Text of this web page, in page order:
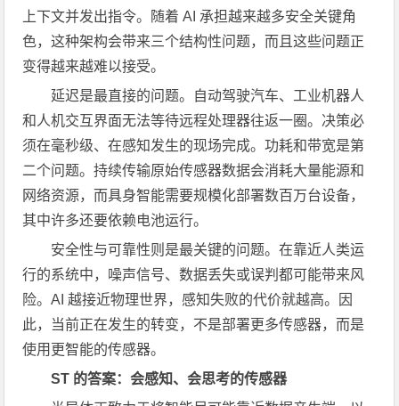
上下文并发出指令。随着 AI 承担越来越多安全关键角
色，这种架构会带来三个结构性问题，而且这些问题正
变得越来越难以接受。
延迟是最直接的问题。自动驾驶汽车、工业机器人
和人机交互界面无法等待远程处理器往返一圈。决策必
须在毫秒级、在感知发生的现场完成。功耗和带宽是第
二个问题。持续传输原始传感器数据会消耗大量能源和
网络资源，而具身智能需要规模化部署数百万台设备，
其中许多还要依赖电池运行。
安全性与可靠性则是最关键的问题。在靠近人类运
行的系统中，噪声信号、数据丢失或误判都可能带来风
险。AI 越接近物理世界，感知失败的代价就越高。因
此，当前正在发生的转变，不是部署更多传感器，而是
使用更智能的传感器。
ST 的答案：会感知、会思考的传感器